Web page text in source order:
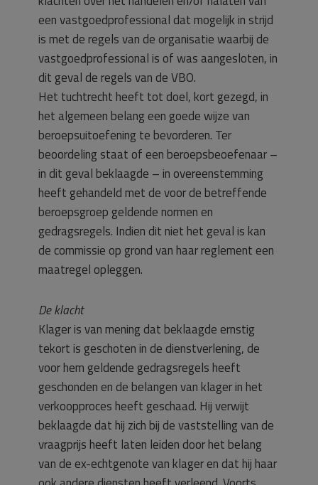
een vastgoedprofessional dat mogelijk in strijd
is met de regels van de organisatie waarbij de
vastgoedprofessional is of was aangesloten, in
dit geval de regels van de VBO.
Het tuchtrecht heeft tot doel, kort gezegd, in
het algemeen belang een goede wijze van
beroepsuitoefening te bevorderen. Ter
beoordeling staat of een beroepsbeoefenaar –
in dit geval beklaagde – in overeenstemming
heeft gehandeld met de voor de betreffende
beroepsgroep geldende normen en
gedragsregels. Indien dit niet het geval is kan
de commissie op grond van haar reglement een
maatregel opleggen.
De klacht
Klager is van mening dat beklaagde ernstig
tekort is geschoten in de dienstverlening, de
voor hem geldende gedragsregels heeft
geschonden en de belangen van klager in het
verkoopproces heeft geschaad. Hij verwijt
beklaagde dat hij zich bij de vaststelling van de
vraagprijs heeft laten leiden door het belang
van de ex-echtgenote van klager en dat hij haar